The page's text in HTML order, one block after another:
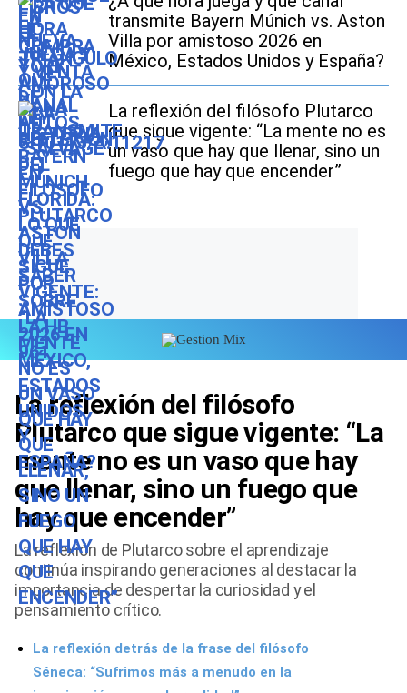
transmite Bayern Múnich vs. Aston
Villa por amistoso 2026 en
México, Estados Unidos y España?
La reflexión del filósofo Plutarco
que sigue vigente: “La mente no es
un vaso que hay que llenar, sino un
fuego que hay que encender”